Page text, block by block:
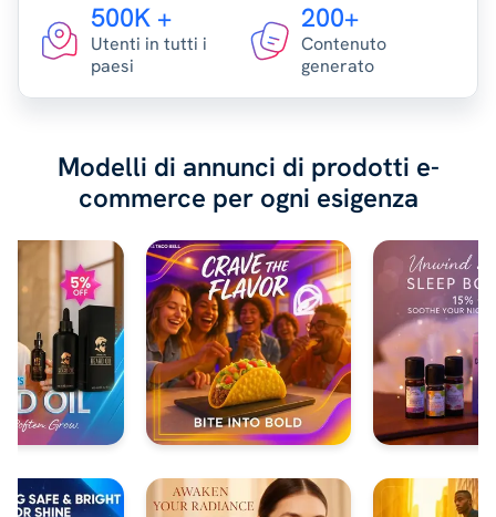
500K +
Utenti in tutti i
paesi
200+
Contenuto
generato
Modelli di annunci di prodotti e-
commerce per ogni esigenza